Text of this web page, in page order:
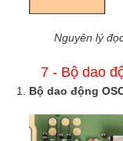
Nguyên lý
7 - Bộ dao
Bộ dao động